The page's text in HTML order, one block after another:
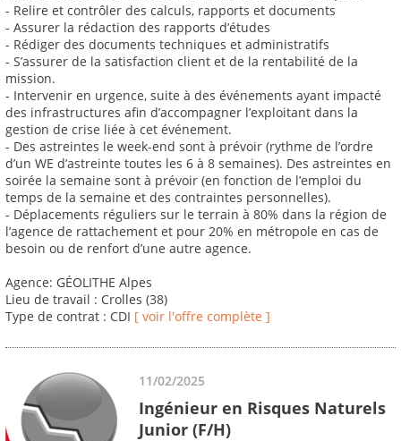
- Relire et contrôler des calculs, rapports et documents
- Assurer la rédaction des rapports d’études
- Rédiger des documents techniques et administratifs
- S’assurer de la satisfaction client et de la rentabilité de la
mission.
- Intervenir en urgence, suite à des événements ayant impacté
des infrastructures afin d’accompagner l’exploitant dans la
gestion de crise liée à cet événement.
- Des astreintes le week-end sont à prévoir (rythme de l’ordre
d’un WE d’astreinte toutes les 6 à 8 semaines). Des astreintes en
soirée la semaine sont à prévoir (en fonction de l’emploi du
temps de la semaine et des contraintes personnelles).
- Déplacements réguliers sur le terrain à 80% dans la région de
l’agence de rattachement et pour 20% en métropole en cas de
besoin ou de renfort d’une autre agence.
Agence: GÉOLITHE Alpes
Lieu de travail : Crolles (38)
Type de contrat : CDI [ voir l'offre complète ]
11/02/2025
Ingénieur en Risques Naturels
Junior (F/H)